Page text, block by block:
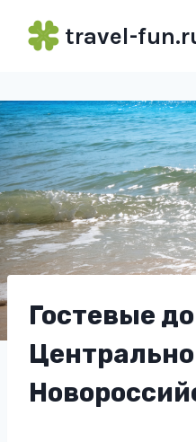
travel-
Гостевые